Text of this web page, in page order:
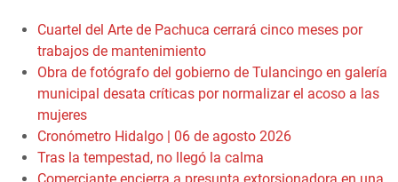
Cuartel del Arte de Pachuca cerrará cinco meses por
trabajos de mantenimiento
Obra de fotógrafo del gobierno de Tulancingo en galería
municipal desata críticas por normalizar el acoso a las
mujeres
Cronómetro Hidalgo | 06 de agosto 2026
Tras la tempestad, no llegó la calma